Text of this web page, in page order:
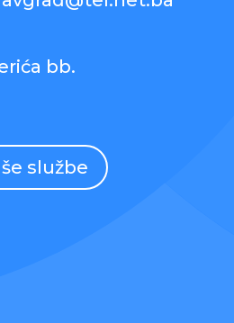
bb.
službe